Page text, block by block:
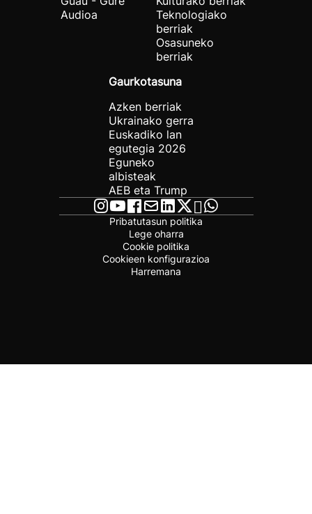
Audioa
Teknologiako
berriak
Osasuneko
berriak
Gaurkotasuna
Azken berriak
Ukrainako gerra
Euskadiko lan
egutegia 2026
Eguneko
albisteak
AEB eta Trump
Pribatutasun politika
Lege oharra
Cookie politika
Cookieen konfigurazioa
Harremana